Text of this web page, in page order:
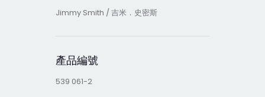
Jimmy Smith / 吉米．史密斯
產品編號
539 061-2